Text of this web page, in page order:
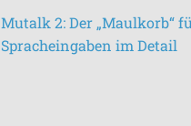
Mutalk 2: Der „Maulkorb“
Spracheingaben im Detail